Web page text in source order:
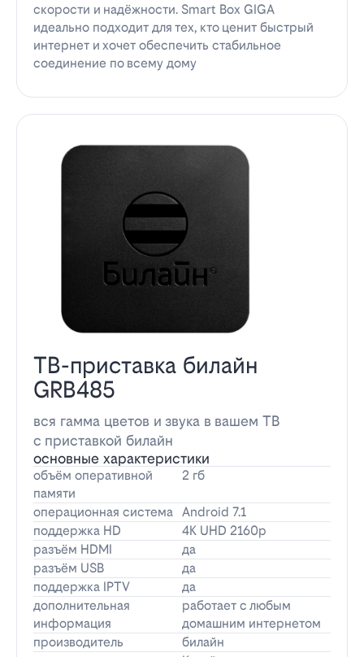
скорости и надёжности. Smart Box GIGA
идеально подходит для тех, кто ценит быстрый
интернет и хочет обеспечить стабильное
соединение по всему дому
ТВ-приставка билайн
GRB485
вся гамма цветов и звука в вашем ТВ
с приставкой билайн
основные характеристики
объём оперативной
памяти
2 гб
операционная система Android 7.1
поддержка HD
4K UHD 2160p
разъём HDMI
да
разъём USB
да
поддержка IPTV
да
дополнительная
информация
работает с любым
домашним интернетом
производитель
билайн